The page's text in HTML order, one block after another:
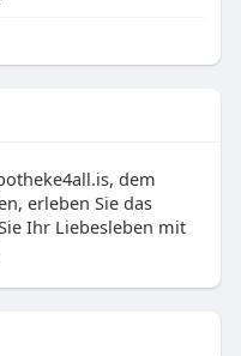
dem
erleben Sie das
Ihr Liebesleben mit